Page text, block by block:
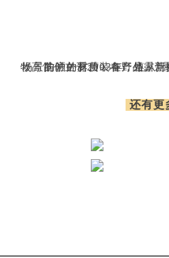
牧高笛创立于2003年，遵从“露营专业主义”理念，打造满足各种场景的户外露营装
还有更